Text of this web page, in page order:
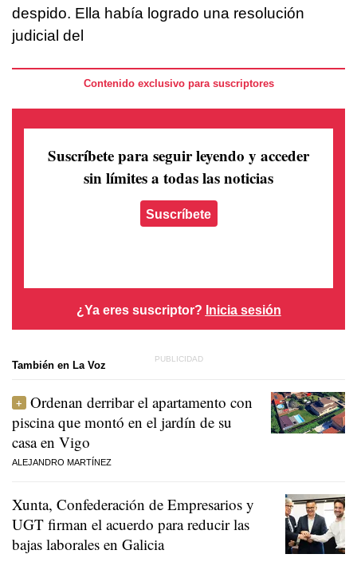
despido. Ella había logrado una resolución
judicial del
Contenido exclusivo para suscriptores
Suscríbete para seguir leyendo y acceder
sin límites a todas las noticias
Suscríbete
¿Ya eres suscriptor? Inicia sesión
También en La Voz
Ordenan derribar el apartamento con
piscina que montó en el jardín de su
casa en Vigo
ALEJANDRO MARTÍNEZ
Xunta, Confederación de Empresarios y
UGT firman el acuerdo para reducir las
bajas laborales en Galicia